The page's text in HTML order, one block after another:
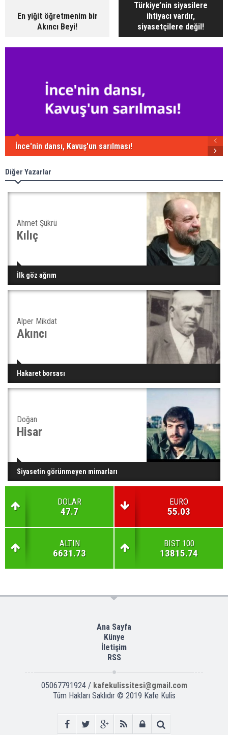
En yiğit öğretmenim bir
Akıncı Beyi!
Türkiye’nin siyasilere
ihtiyacı vardır,
siyasetçilere değil!
İnce'nin dansı, Kavuş'un sarılması!
Diğer Yazarlar
Ahmet Şükrü
Kılıç
İlk göz ağrım
Alper Mikdat
Akıncı
Hakaret borsası
Doğan
Hisar
Siyasetin görünmeyen mimarları
DOLAR
47.7
EURO
55.03
ALTIN
6631.73
BIST 100
13815.74
Ana Sayfa
Künye
İletişim
RSS
05067791924 / kafekulissitesi@gmail.com
Tüm Hakları Saklıdır © 2019 Kafe Kulis